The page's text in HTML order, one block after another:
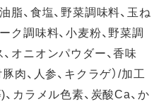
脂、食塩、野菜調味料、玉ね
ク調味料、小麦粉、野菜調
オニオンパウダー、香味
肉、人参、キクラゲ）/加工
カラメル色素、炭酸Ca、か